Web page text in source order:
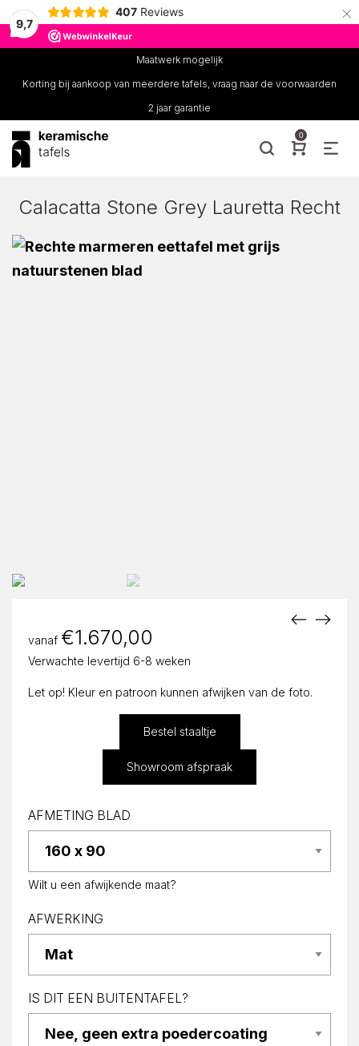
9,7
407 Reviews ×
Maatwerk mogelijk
Korting bij aankoop van meerdere tafels, vraag naar de voorwaarden
2 jaar garantie
0
Calacatta Stone Grey Lauretta Recht
vanaf €1.670,00
Verwachte levertijd 6-8 weken
Let op! Kleur en patroon kunnen afwijken van de foto.
Bestel staaltje
Showroom afspraak
AFMETING BLAD
Wilt u een afwijkende maat?
AFWERKING
IS DIT EEN BUITENTAFEL?